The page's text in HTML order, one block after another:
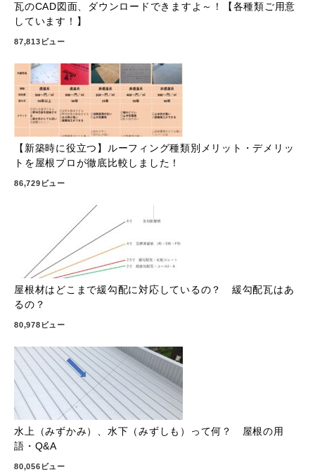
瓦のCAD図面、ダウンロードできますよ～！【各種類ご用意
しています！】
87,813ビュー
【新築時に役立つ】ルーフィング種類別メリット・デメリッ
トを屋根プロが徹底比較しました！
86,729ビュー
屋根材はどこまで緩勾配に対応しているの？ 緩勾配瓦はあ
るの？
80,978ビュー
水上（みずかみ）、水下（みずしも）って何？ 屋根の用
語・Q&A
80,056ビュー